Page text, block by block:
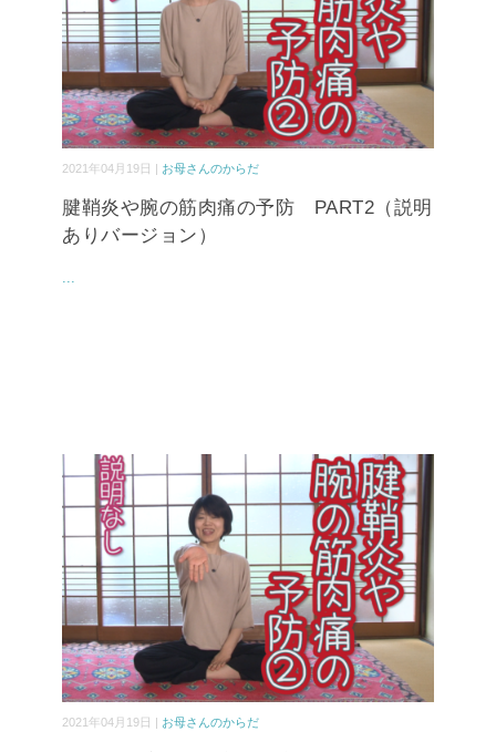
2021年04月19日 | お母さんのからだ
腱鞘炎や腕の筋肉痛の予防 PART2（説明
ありバージョン）
2021年04月19日 | お母さんのからだ